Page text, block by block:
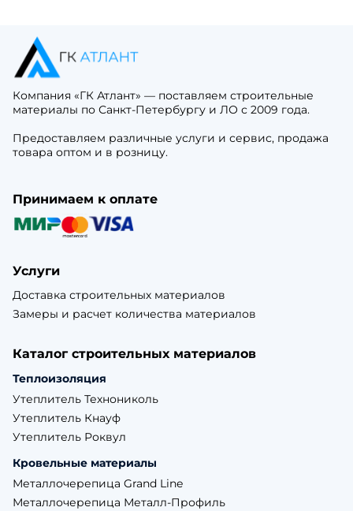
Компания «ГК Атлант» — поставляем строительные
материалы по Санкт-Петербургу и ЛО с 2009 года.
Предоставляем различные услуги и сервис, продажа
товара оптом и в розницу.
Принимаем к оплате
Услуги
Доставка строительных материалов
Замеры и расчет количества материалов
Каталог строительных материалов
Теплоизоляция
Утеплитель Технониколь
Утеплитель Кнауф
Утеплитель Роквул
Кровельные материалы
Металлочерепица Grand Line
Металлочерепица Металл-Профиль